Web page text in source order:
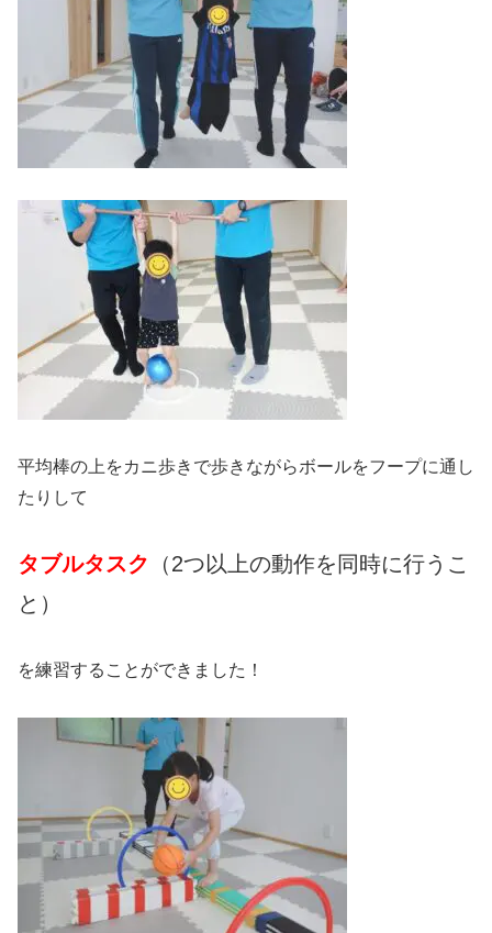
平均棒の上をカニ歩きで歩きながらボールをフープに通し
たりして
タブルタスク （2つ以上の動作を同時に行うこ
と）
を練習することができました！